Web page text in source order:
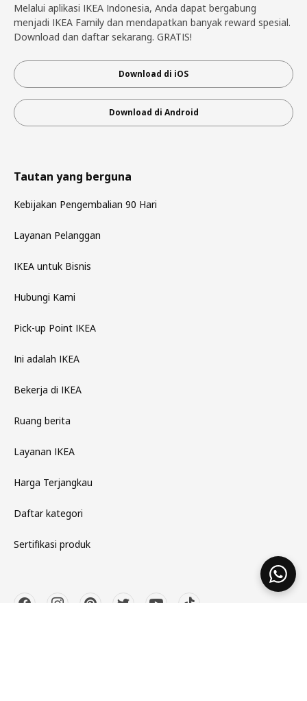
Melalui aplikasi IKEA Indonesia, Anda dapat bergabung
menjadi IKEA Family dan mendapatkan banyak reward spesial.
Download dan daftar sekarang. GRATIS!
Download di iOS
Download di Android
Tautan yang berguna
Kebijakan Pengembalian 90 Hari
Layanan Pelanggan
IKEA untuk Bisnis
Hubungi Kami
Pick-up Point IKEA
Ini adalah IKEA
Bekerja di IKEA
Ruang berita
Layanan IKEA
Harga Terjangkau
Daftar kategori
Sertifikasi produk